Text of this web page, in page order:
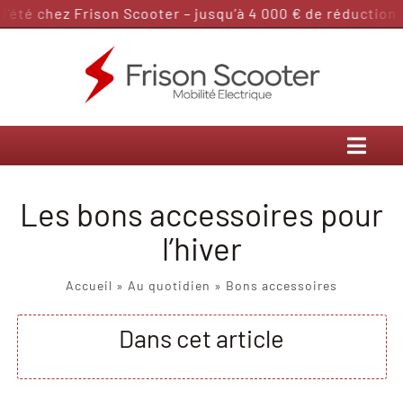
Passerchez Frison Scooter – jusqu’à 4 000 € de réduction
Les bons accessoires pour
l’hiver
Accueil » Au quotidien » Bons accessoires
Dans cet article